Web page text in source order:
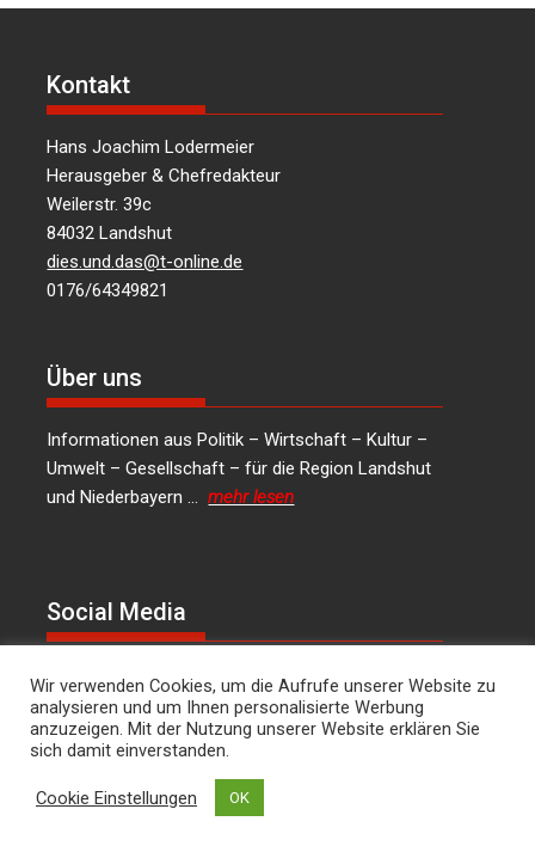
Kontakt
Hans Joachim Lodermeier
Herausgeber & Chefredakteur
Weilerstr. 39c
84032 Landshut
dies.und.das@t-online.de
0176/64349821
Über uns
Informationen aus Politik – Wirtschaft – Kultur –
Umwelt – Gesellschaft – für die Region Landshut
und Niederbayern …mehr lesen
Social Media
LinkedIn
Facebook
Instagram
X
Kontakt
Hans Joachim Lodermeier Herausgeber &
Chefredakteur Weilerstr. 39c 84032 Landshut
Wir verwenden Cookies, um die Aufrufe unserer Website zu
analysieren und um Ihnen personalisierte Werbung
anzuzeigen. Mit der Nutzung unserer Website erklären Sie
sich damit einverstanden.
Cookie Einstellungen OK